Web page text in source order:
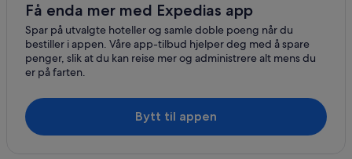
Få enda mer med Expedias app
Spar på utvalgte hoteller og samle doble poeng når du
bestiller i appen. Våre app-tilbud hjelper deg med å spare
penger, slik at du kan reise mer og administrere alt mens du
er på farten.
Bytt til appen